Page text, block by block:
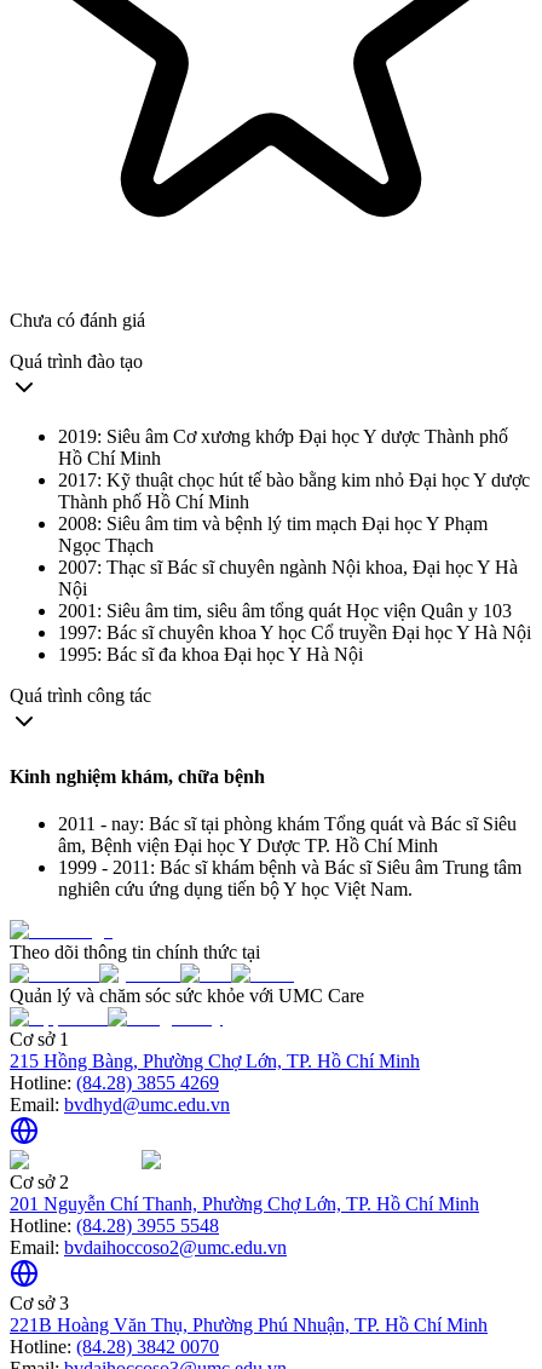
Chưa có đánh giá
Quá trình đào tạo
2019: Siêu âm Cơ xương khớp Đại học Y dược Thành phố
Hồ Chí Minh
2017: Kỹ thuật chọc hút tế bào bằng kim nhỏ Đại học Y dược
Thành phố Hồ Chí Minh
2008: Siêu âm tim và bệnh lý tim mạch Đại học Y Phạm
Ngọc Thạch
2007: Thạc sĩ Bác sĩ chuyên ngành Nội khoa, Đại học Y Hà
Nội
2001: Siêu âm tim, siêu âm tổng quát Học viện Quân y 103
1997: Bác sĩ chuyên khoa Y học Cổ truyền Đại học Y Hà Nội
1995: Bác sĩ đa khoa Đại học Y Hà Nội
Quá trình công tác
Kinh nghiệm khám, chữa bệnh
2011 - nay: Bác sĩ tại phòng khám Tổng quát và Bác sĩ Siêu
âm, Bệnh viện Đại học Y Dược TP. Hồ Chí Minh
1999 - 2011: Bác sĩ khám bệnh và Bác sĩ Siêu âm Trung tâm
nghiên cứu ứng dụng tiến bộ Y học Việt Nam.
Theo dõi thông tin chính thức tại
Quản lý và chăm sóc sức khỏe với UMC Care
Cơ sở 1
215 Hồng Bàng, Phường Chợ Lớn, TP. Hồ Chí Minh
Hotline: (84.28) 3855 4269
Email: bvdhyd@umc.edu.vn
Cơ sở 2
201 Nguyễn Chí Thanh, Phường Chợ Lớn, TP. Hồ Chí Minh
Hotline: (84.28) 3955 5548
Email: bvdaihoccoso2@umc.edu.vn
Cơ sở 3
221B Hoàng Văn Thụ, Phường Phú Nhuận, TP. Hồ Chí Minh
Hotline: (84.28) 3842 0070